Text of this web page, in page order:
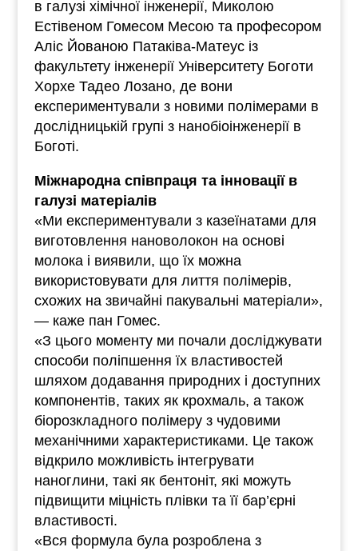
в галузі хімічної інженерії, Миколою
Естівеном Гомесом Месою та професором
Аліс Йованою Патаківа-Матеус із
факультету інженерії Університету Боготи
Хорхе Тадео Лозано, де вони
експериментували з новими полімерами в
дослідницькій групі з нанобіоінженерії в
Боготі.
Міжнародна співпраця та інновації в
галузі матеріалів
«Ми експериментували з казеїнатами для
виготовлення нановолокон на основі
молока і виявили, що їх можна
використовувати для лиття полімерів,
схожих на звичайні пакувальні матеріали»,
— каже пан Гомес.
«З цього моменту ми почали досліджувати
способи поліпшення їх властивостей
шляхом додавання природних і доступних
компонентів, таких як крохмаль, а також
біорозкладного полімеру з чудовими
механічними характеристиками. Це також
відкрило можливість інтегрувати
наноглини, такі як бентоніт, які можуть
підвищити міцність плівки та її бар’єрні
властивості.
«Вся формула була розроблена з